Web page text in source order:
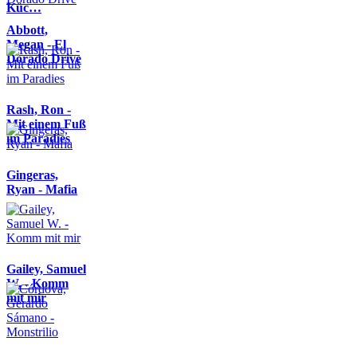
Küc…
Abbott,
Megan - El
Dorado Drive
Rash, Ron -
Mit einem Fuß
im Paradies
Gingeras,
Ryan - Mafia
Gailey, Samuel
W. - Komm
mit mir